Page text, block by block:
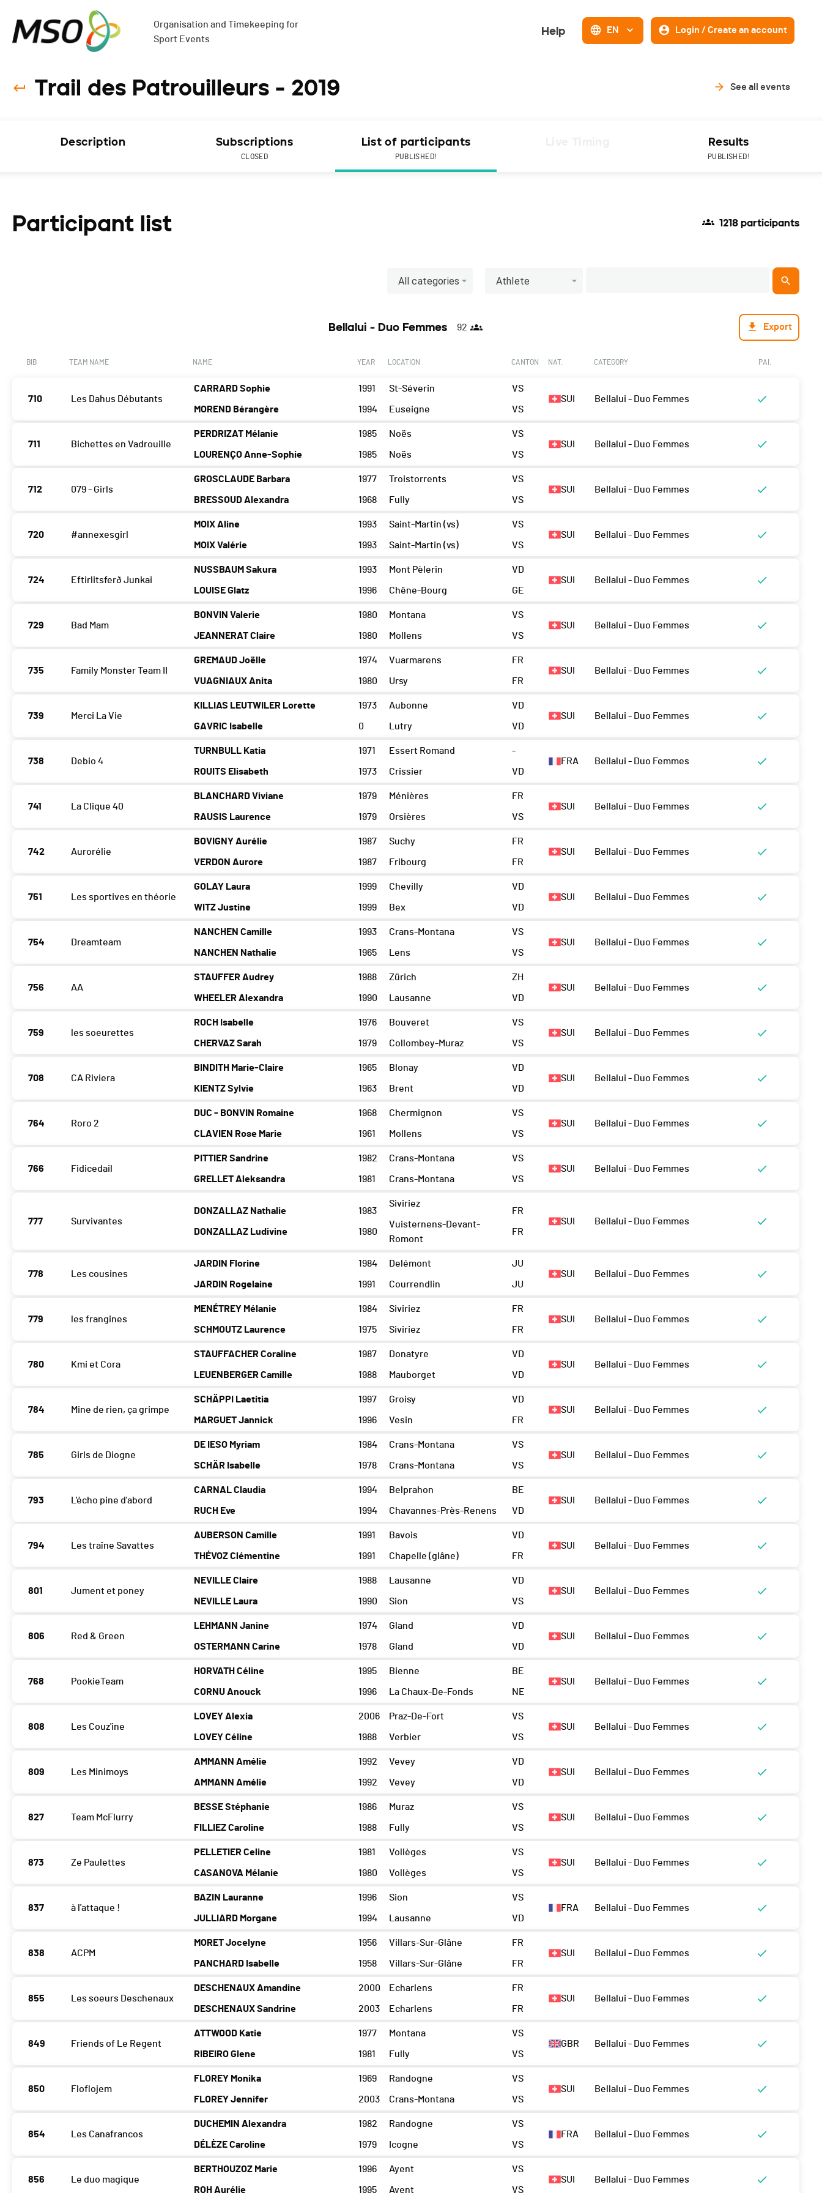
Organisation and Timekeeping for
Sport Events
Help EN Login / Create an account
Trail des Patrouilleurs - 2019 See all events
Description Subscriptions
CLOSED
List of participants
PUBLISHED!
Results
PUBLISHED!
Participant list 1218 participants
All categories Athlete
Bellalui - Duo Femmes 92 Export
BIB TEAM NAME NAME YEAR LOCATION CANTON NAT. CATEGORY PAI.
710 Les Dahus Débutants
CARRARD Sophie
MOREND Bérangère
1991
1994
St-Séverin
Euseigne
VS
VS
SUI Bellalui - Duo Femmes
711 Bichettes en Vadrouille
PERDRIZAT Mélanie
LOURENÇO Anne-Sophie
1985
1985
Noës
Noës
VS
VS
SUI Bellalui - Duo Femmes
712 079 - Girls
GROSCLAUDE Barbara
BRESSOUD Alexandra
1977
1968
Troistorrents
Fully
VS
VS
SUI Bellalui - Duo Femmes
720 #annexesgirl
MOIX Aline
MOIX Valérie
1993
1993
Saint-Martin (vs)
Saint-Martin (vs)
VS
VS
SUI Bellalui - Duo Femmes
724 Eftirlitsferð Junkai
NUSSBAUM Sakura
LOUISE Glatz
1993
1996
Mont Pèlerin
Chêne-Bourg
VD
GE
SUI Bellalui - Duo Femmes
729 Bad Mam
BONVIN Valerie
JEANNERAT Claire
1980
1980
Montana
Mollens
VS
VS
SUI Bellalui - Duo Femmes
735 Family Monster Team II
GREMAUD Joëlle
VUAGNIAUX Anita
1974
1980
Vuarmarens
Ursy
FR
FR
SUI Bellalui - Duo Femmes
739 Merci La Vie
KILLIAS LEUTWILER Lorette
GAVRIC Isabelle
1973
0
Aubonne
Lutry
VD
VD
SUI Bellalui - Duo Femmes
738 Debio 4
TURNBULL Katia
ROUITS Elisabeth
1971
1973
Essert Romand
Crissier
-
VD
FRA Bellalui - Duo Femmes
741 La Clique 40
BLANCHARD Viviane
RAUSIS Laurence
1979
1979
Ménières
Orsières
FR
VS
SUI Bellalui - Duo Femmes
742 Aurorélie
BOVIGNY Aurélie
VERDON Aurore
1987
1987
Suchy
Fribourg
FR
FR
SUI Bellalui - Duo Femmes
751 Les sportives en théorie
GOLAY Laura
WITZ Justine
1999
1999
Chevilly
Bex
VD
VD
SUI Bellalui - Duo Femmes
754 Dreamteam
NANCHEN Camille
NANCHEN Nathalie
1993
1965
Crans-Montana
Lens
VS
VS
SUI Bellalui - Duo Femmes
756 AA
STAUFFER Audrey
WHEELER Alexandra
1988
1990
Zürich
Lausanne
ZH
VD
SUI Bellalui - Duo Femmes
759 les soeurettes
ROCH Isabelle
CHERVAZ Sarah
1976
1979
Bouveret
Collombey-Muraz
VS
VS
SUI Bellalui - Duo Femmes
708 CA Riviera
BINDITH Marie-Claire
KIENTZ Sylvie
1965
1963
Blonay
Brent
VD
VD
SUI Bellalui - Duo Femmes
764 Roro 2
DUC - BONVIN Romaine
CLAVIEN Rose Marie
1968
1961
Chermignon
Mollens
VS
VS
SUI Bellalui - Duo Femmes
766 Fidicedail
PITTIER Sandrine
GRELLET Aleksandra
1982
1981
Crans-Montana
Crans-Montana
VS
VS
SUI Bellalui - Duo Femmes
777 Survivantes
DONZALLAZ Nathalie
DONZALLAZ Ludivine
1983
1980
Siviriez
Vuisternens-Devant-
Romont
FR
FR
SUI Bellalui - Duo Femmes
778 Les cousines
JARDIN Florine
JARDIN Rogelaine
1984
1991
Delémont
Courrendlin
JU
JU
SUI Bellalui - Duo Femmes
779 les frangines
MENÉTREY Mélanie
SCHMOUTZ Laurence
1984
1975
Siviriez
Siviriez
FR
FR
SUI Bellalui - Duo Femmes
780 Kmi et Cora
STAUFFACHER Coraline
LEUENBERGER Camille
1987
1988
Donatyre
Mauborget
VD
VD
SUI Bellalui - Duo Femmes
784 Mine de rien, ça grimpe
SCHÄPPI Laetitia
MARGUET Jannick
1997
1996
Groisy
Vesin
VD
FR
SUI Bellalui - Duo Femmes
785 Girls de Diogne
DE IESO Myriam
SCHÄR Isabelle
1984
1978
Crans-Montana
Crans-Montana
VS
VS
SUI Bellalui - Duo Femmes
793 L'écho pine d'abord
CARNAL Claudia
RUCH Eve
1994
1994
Belprahon
Chavannes-Près-Renens
BE
VD
SUI Bellalui - Duo Femmes
794 Les traîne Savattes
AUBERSON Camille
THÉVOZ Clémentine
1991
1991
Bavois
Chapelle (glâne)
VD
FR
SUI Bellalui - Duo Femmes
801 Jument et poney
NEVILLE Claire
NEVILLE Laura
1988
1990
Lausanne
Sion
VD
VS
SUI Bellalui - Duo Femmes
806 Red & Green
LEHMANN Janine
OSTERMANN Carine
1974
1978
Gland
Gland
VD
VD
SUI Bellalui - Duo Femmes
768 PookieTeam
HORVATH Céline
CORNU Anouck
1995
1996
Bienne
La Chaux-De-Fonds
BE
NE
SUI Bellalui - Duo Femmes
808 Les Couz'ine
LOVEY Alexia
LOVEY Céline
2006
1988
Praz-De-Fort
Verbier
VS
VS
SUI Bellalui - Duo Femmes
809 Les Minimoys
AMMANN Amélie
AMMANN Amélie
1992
1992
Vevey
Vevey
VD
VD
SUI Bellalui - Duo Femmes
827 Team McFlurry
BESSE Stéphanie
FILLIEZ Caroline
1986
1988
Muraz
Fully
VS
VS
SUI Bellalui - Duo Femmes
873 Ze Paulettes
PELLETIER Celine
CASANOVA Mélanie
1981
1980
Vollèges
Vollèges
VS
VS
SUI Bellalui - Duo Femmes
837 à l'attaque !
BAZIN Lauranne
JULLIARD Morgane
1996
1994
Sion
Lausanne
VS
VD
FRA Bellalui - Duo Femmes
838 ACPM
MORET Jocelyne
PANCHARD Isabelle
1956
1958
Villars-Sur-Glâne
Villars-Sur-Glâne
FR
FR
SUI Bellalui - Duo Femmes
855 Les soeurs Deschenaux
DESCHENAUX Amandine
DESCHENAUX Sandrine
2000
2003
Echarlens
Echarlens
FR
FR
SUI Bellalui - Duo Femmes
849 Friends of Le Regent
ATTWOOD Katie
RIBEIRO Glene
1977
1981
Montana
Fully
VS
VS
GBR Bellalui - Duo Femmes
850 Floflojem
FLOREY Monika
FLOREY Jennifer
1969
2003
Randogne
Crans-Montana
VS
VS
SUI Bellalui - Duo Femmes
854 Les Canafrancos
DUCHEMIN Alexandra
DÉLÈZE Caroline
1982
1979
Randogne
Icogne
VS
VS
FRA Bellalui - Duo Femmes
856 Le duo magique
BERTHOUZOZ Marie
ROH Aurélie
1996
1995
Ayent
Ayent
VS
VS
SUI Bellalui - Duo Femmes